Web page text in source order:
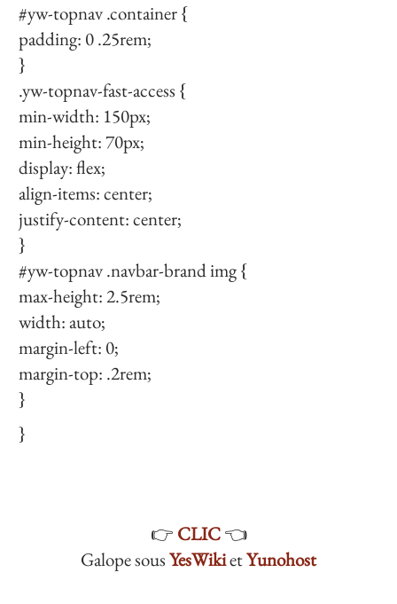
#yw-topnav .container {
padding: 0 .25rem;
}
.yw-topnav-fast-access {
min-width: 150px;
min-height: 70px;
display: flex;
align-items: center;
justify-content: center;
}
#yw-topnav .navbar-brand img {
max-height: 2.5rem;
width: auto;
margin-left: 0;
margin-top: .2rem;
}
}
👉 CLIC👈
Galope sousYesWikietYunohost